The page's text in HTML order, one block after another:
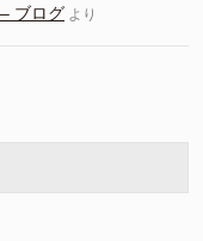
ブログ より